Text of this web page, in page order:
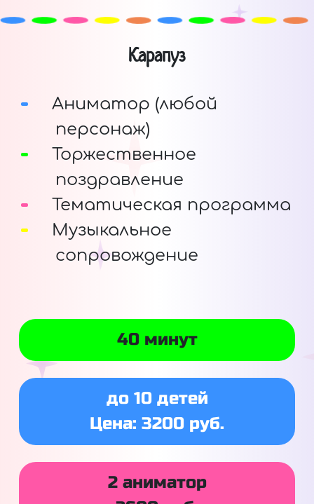
Карапуз
Аниматор (любой
персонаж)
Торжественное
поздравление
Тематическая программа
Музыкальное
сопровождение
40 минут
до 10 детей
Цена: 3200 руб.
2 аниматор